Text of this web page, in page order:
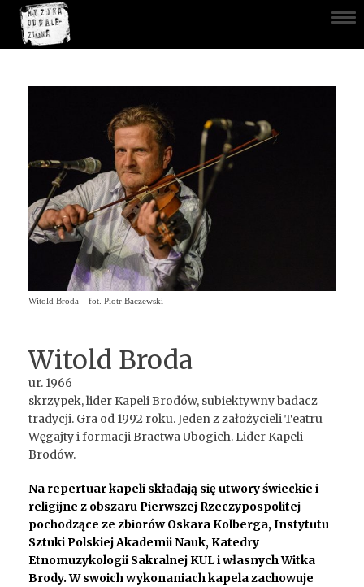
Witold Broda – fot. Piotr Baczewski
Witold Broda
ur. 1966
skrzypek, lider Kapeli Brodów, subiektywny badacz
tradycji. Gra od 1992 roku. Jeden z założycieli Teatru
Węgajty i formacji Bractwa Ubogich. Lider Kapeli
Brodów.
Na repertuar kapeli składają się utwory świeckie i
religijne z obszaru Pierwszej Rzeczypospolitej
pochodzące ze zbiorów Oskara Kolberga, Instytutu
Sztuki Polskiej Akademii Nauk, Katedry
Etnomuzykologii Sakralnej KUL i własnych Witka
Brody. W swoich wykonaniach kapela zachowuje